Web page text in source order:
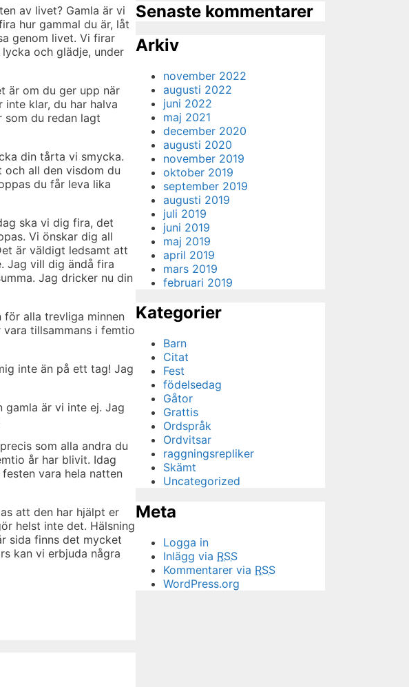
av livet? Gamla är vi
hur gammal du är, låt
genom livet. Vi firar
och glädje, under
är om du ger upp när
klar, du har halva
som du redan lagt
din tårta vi smycka.
all den visdom du
du får leva lika
ska vi dig fira, det
Vi önskar dig all
är väldigt ledsamt att
Jag vill dig ändå fira
Jag dricker nu din
alla trevliga minnen
tillsammans i femtio
inte än på ett tag! Jag
gamla är vi inte ej. Jag
som alla andra du
år har blivit. Idag
vara hela natten
att den har hjälpt er
helst inte det. Hälsning
sida finns det mycket
kan vi erbjuda några
Senaste kommentarer
Arkiv
november 2022
augusti 2022
juni 2022
maj 2021
december 2020
augusti 2020
november 2019
oktober 2019
september 2019
augusti 2019
juli 2019
juni 2019
maj 2019
april 2019
mars 2019
februari 2019
Kategorier
Barn
Citat
Fest
födelsedag
Gåtor
Grattis
Ordspråk
Ordvitsar
raggningsrepliker
Skämt
Uncategorized
Meta
Logga in
Inlägg via RSS
Kommentarer via RSS
WordPress.org